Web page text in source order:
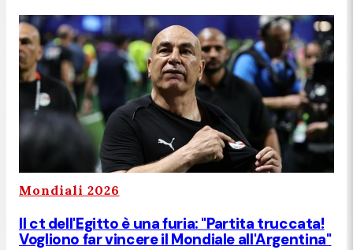
Mondiali 2026
Il ct dell'Egitto è una furia: "Partita truccata!
Vogliono far vincere il Mondiale all'Argentina"